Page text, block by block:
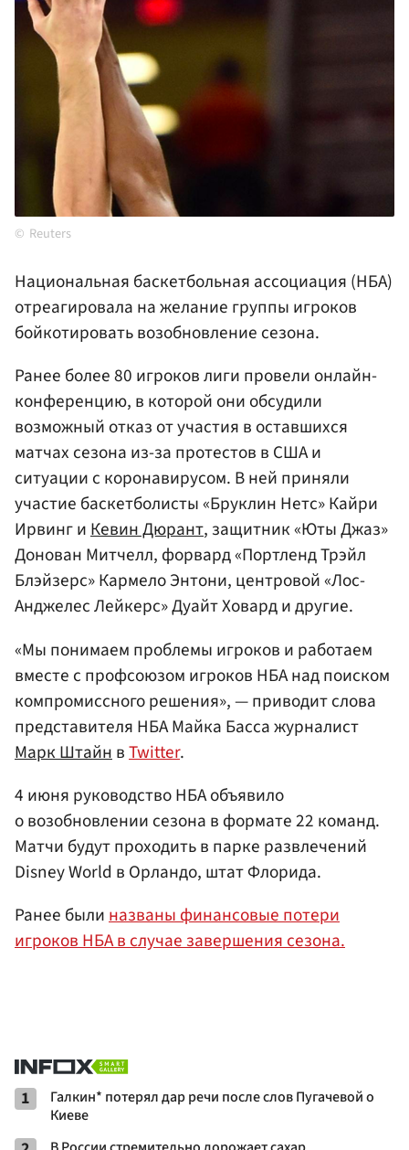
Reuters
Национальная баскетбольная ассоциация (НБА)
отреагировала на желание группы игроков
бойкотировать возобновление сезона.
Ранее более 80 игроков лиги провели онлайн-
конференцию, в которой они обсудили
возможный отказ от участия в оставшихся
матчах сезона из-за протестов в США и
ситуации с коронавирусом. В ней приняли
участие баскетболисты «Бруклин Нетс» Кайри
Ирвинг иКевин Дюрант, защитник «Юты Джаз»
Донован Митчелл, форвард «Портленд Трэйл
Блэйзерс» Кармело Энтони, центровой «Лос-
Анджелес Лейкерс» Дуайт Ховард и другие.
«Мы понимаем проблемы игроков и работаем
вместе с профсоюзом игроков НБА над поиском
компромиссного решения», — приводит слова
представителя НБА Майка Басса журналист
Марк Штайн вTwitter.
4 июня руководство НБА объявило
о возобновлении сезона в формате 22 команд.
Матчи будут проходить в парке развлечений
Disney World в Орландо, штат Флорида.
Ранее былиназваны финансовые потери
игроков НБА в случае завершения сезона.
1
Галкин* потерял дар речи после слов Пугачевой о
Киеве